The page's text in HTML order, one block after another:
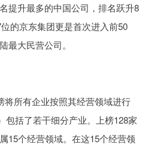
提升最多的中国公司，排名跃升8
的京东集团更是首次进入前50
最大民营公司。
所有企业按照其经营领域进行
包括了若干细分产业。上榜128家
15个经营领域。在这15个经营领